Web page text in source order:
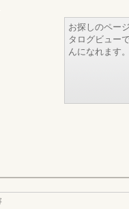
お探しのペー
タログビュー
んになれます。